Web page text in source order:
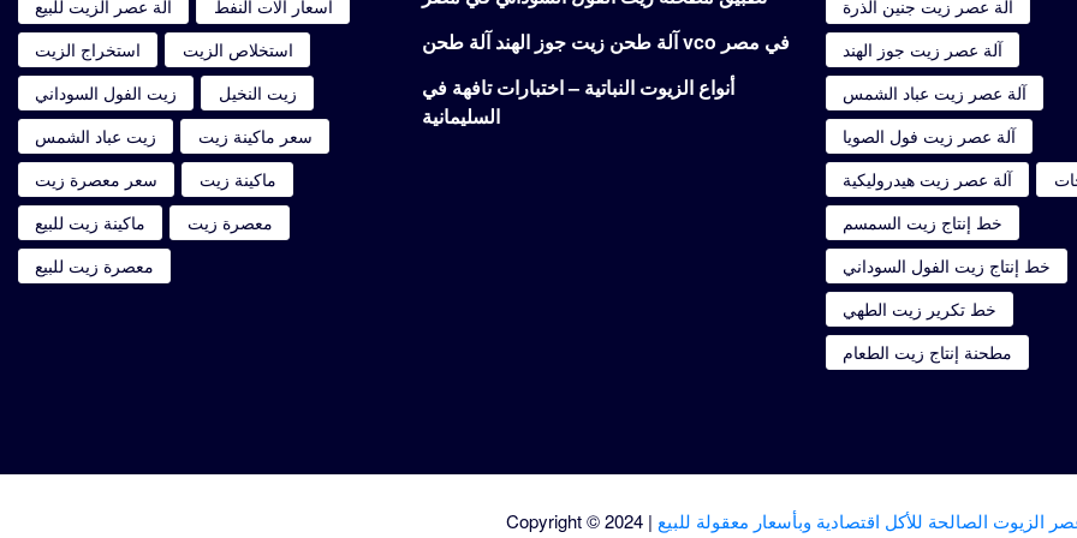
آلة عصر الزيت للبيع
أسعار آلات النفط
استخراج الزيت
استخلاص الزيت
زيت الفول السوداني
زيت النخيل
زيت عباد الشمس
سعر ماكينة زيت
سعر معصرة زيت
ماكينة زيت
ماكينة زيت للبيع
معصرة زيت
معصرة زيت للبيع
آلة طحن زيت جوز الهند آلة طحن vco في مصر
أنواع الزيوت النباتية – اختبارات تافهة في
السليمانية
آلة عصر زيت جنين الذرة
آلة عصر زيت جوز الهند
آلة عصر زيت عباد الشمس
آلة عصر زيت فول الصويا
آلة عصر زيت هيدروليكية
خط إنتاج زيت السمسم
خط إنتاج زيت الفول السوداني
خط تكرير زيت الطهي
مطحنة إنتاج زيت الطعام
Copyright © 2024 | الزيوت الصالحة للأكل اقتصادية وبأسعار معقولة للبيع